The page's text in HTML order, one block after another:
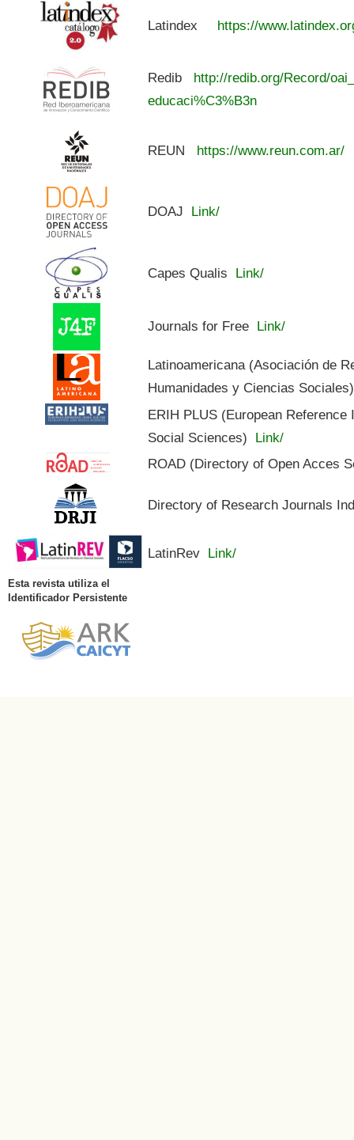
Latindex https://
Redib
http://redib.org/Record/
educaci%C3%B3n
REUN https://www.reun.com.ar/
DOAJ Link/
Capes Qualis Link/
Journals for Free Link/
Latinoamericana (Asociación de
Humanidades y Ciencias Sociales)
ERIH PLUS (European
Social Sciences) Link/
ROAD (Directory of Open Acces
Directory of Research Journals
LatinRev Link/
Esta revista utiliza el
Identificador Persistente